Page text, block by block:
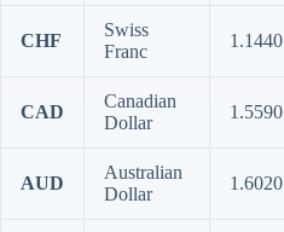
CHF
Swiss
Franc
1.1440
CAD
Canadian
Dollar
1.5590
AUD
Australian
Dollar
1.6020